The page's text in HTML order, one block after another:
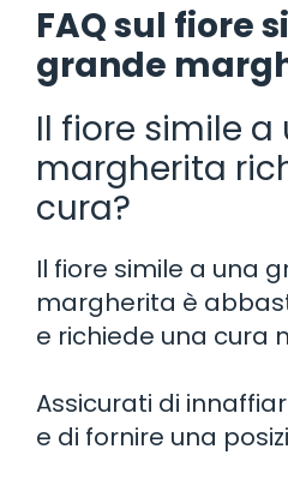
FAQ sul fiore
grande
Il fiore simile
margherita
cura?
Il fiore simile a una
margherita è
e richiede una cura
Assicurati di
e di fornire una